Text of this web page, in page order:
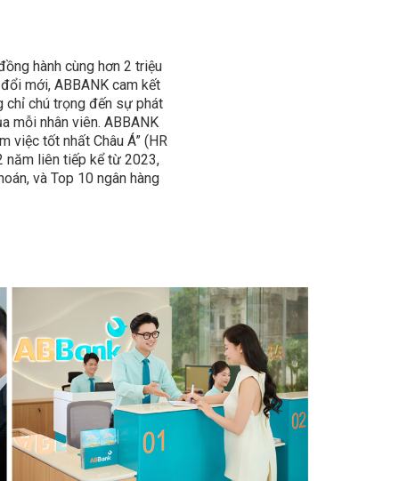
hành cùng hơn 2 triệu
mới, ABBANK cam kết
chỉ chú trọng đến sự phát
mỗi nhân viên. ABBANK
việc tốt nhất Châu Á” (HR
năm liên tiếp kể từ 2023,
và Top 10 ngân hàng